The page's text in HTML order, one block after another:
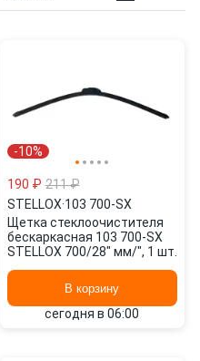
-10%
190 ₽ 211 ₽
STELLOX·103 700-SX
Щетка стеклоочистителя
бескаркасная 103 700-SX
STELLOX 700/28" мм/", 1 шт.
В корзину
сегодня в 06:00